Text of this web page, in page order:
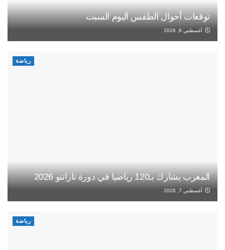
توقعات أحوال الطقس اليوم السبت
أغسطس 8, 2026
رياضة
المغرب يشارك بـ120 رياضيا في دورة تارانتو 2026
أغسطس 7, 2026
رياضة